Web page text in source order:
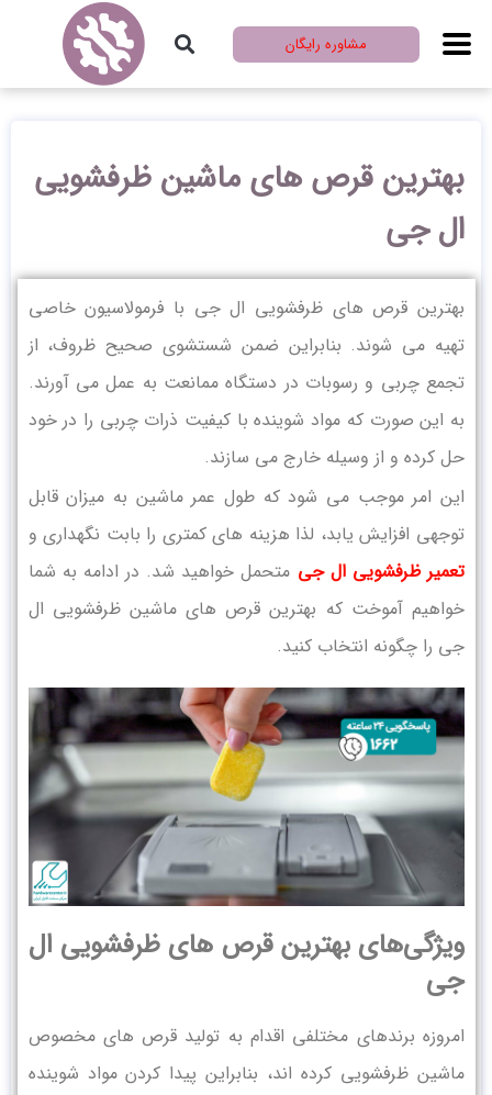
مشاوره رایگان
بهترین قرص های ماشین ظرفشویی
ال جی
بهترین قرص های ظرفشویی ال جی با فرمولاسیون خاصی
تهیه می ‌شوند. بنابراین ضمن شستشوی صحیح ظروف، از
تجمع چربی و رسوبات در دستگاه ممانعت به عمل می‌ آورند.
به این صورت که مواد شوینده با کیفیت ذرات چربی را در خود
حل کرده و از وسیله خارج می‌ سازند.
این امر موجب می‌ شود که طول عمر ماشین به میزان قابل
توجهی افزایش یابد، لذا هزینه‌ های کمتری را بابت نگهداری و
تعمیر ظرفشویی ال جی متحمل خواهید شد. در ادامه به شما
خواهیم آموخت که بهترین قرص های ماشین ظرفشویی ال
جی را چگونه انتخاب کنید.
ویژگی‌های بهترین قرص های ظرفشویی ال
جی
امروزه برندهای مختلفی اقدام به تولید قرص ‌های مخصوص
ماشین ظرفشویی کرده ‌اند، بنابراین پیدا کردن مواد شوینده